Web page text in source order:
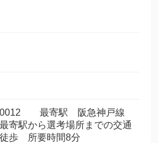
0012 最寄駅 阪急神戸線
寄駅から選考場所までの交通
歩 所要時間8分